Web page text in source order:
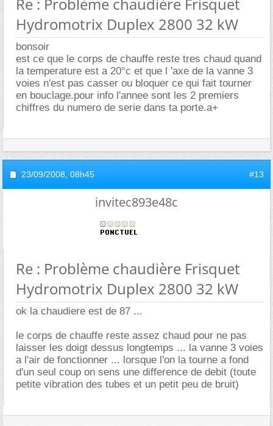
Hydromotrix Duplex 2800 32 kW
bonsoir
est ce que le corps de chauffe reste tres chaud quand
la temperature est a 20°c et que l 'axe de la vanne 3
voies n'est pas casser ou bloquer ce qui fait tourner
en bouclage.pour info l'annee sont les 2 premiers
chiffres du numero de serie dans ta porte.a+
23/09/2008, 08h45 #13
invitec893e48c
Re : Problème chaudière Frisquet
Hydromotrix Duplex 2800 32 kW
ok la chaudiere est de 87 ...
le corps de chauffe reste assez chaud pour ne pas
laisser les doigt dessus longtemps ... la vanne 3 voies
a l'air de fonctionner ... lorsque l'on la tourne a fond
d'un seul coup on sens une difference de debit (toute
petite vibration des tubes et un petit peu de bruit)